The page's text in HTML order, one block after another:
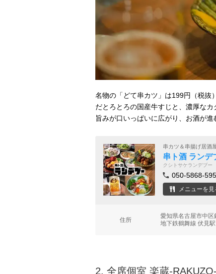
名物の「どて串カツ」は199円（税抜
だとろとろの国産牛すじと、濃厚な
旨みが口いっぱいに広がり、お酒が
串カツ＆串揚げ居酒
串ト酒 ランデ
クシトサケランデブー
050-5868-
メニューを見
住所
愛知県名古屋市中
地下鉄鶴舞線 伏見
2. 全席個室 楽蔵